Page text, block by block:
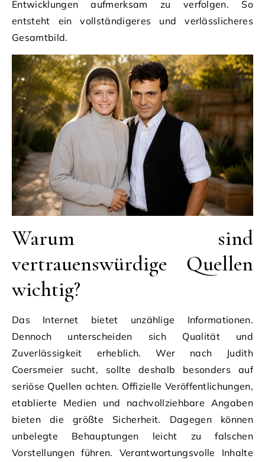
Entwicklungen aufmerksam zu verfolgen. So
entsteht ein vollständigeres und verlässlicheres
Gesamtbild.
Warum sind
vertrauenswürdige Quellen
wichtig?
Das Internet bietet unzählige Informationen.
Dennoch unterscheiden sich Qualität und
Zuverlässigkeit erheblich. Wer nach Judith
Coersmeier sucht, sollte deshalb besonders auf
seriöse Quellen achten. Offizielle Veröffentlichungen,
etablierte Medien und nachvollziehbare Angaben
bieten die größte Sicherheit. Dagegen können
unbelegte Behauptungen leicht zu falschen
Vorstellungen führen. Verantwortungsvolle Inhalte